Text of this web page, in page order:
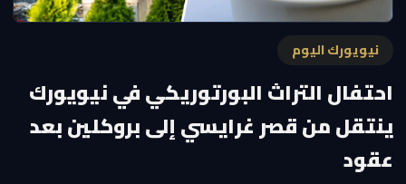
نيويورك اليوم
احتفال التراث البورتوريكي في نيويورك
ينتقل من قصر غرايسي إلى بروكلين بعد
عقود